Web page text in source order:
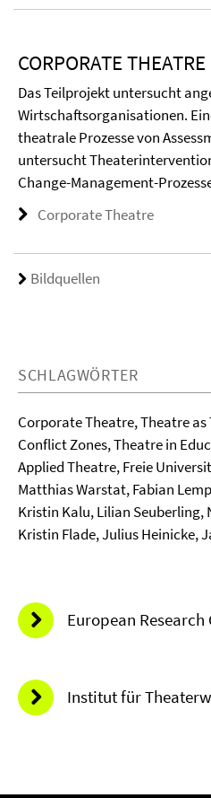
CORPORATE THEATRE
Das Teilprojekt untersucht
Wirtschaftsorganisationen.
theatrale Prozesse von
untersucht
Change-Management-
Corporate Theatre
Bildquellen
SCHLAGWÖRTER
Corporate Theatre, Theatre
Conflict Zones, Theatre in
Applied Theatre, Freie
Matthias Warstat, Fabian
Kristin Kalu, Lilian Seuberling,
Kristin Flade, Julius Heinicke,
European Research
Institut für